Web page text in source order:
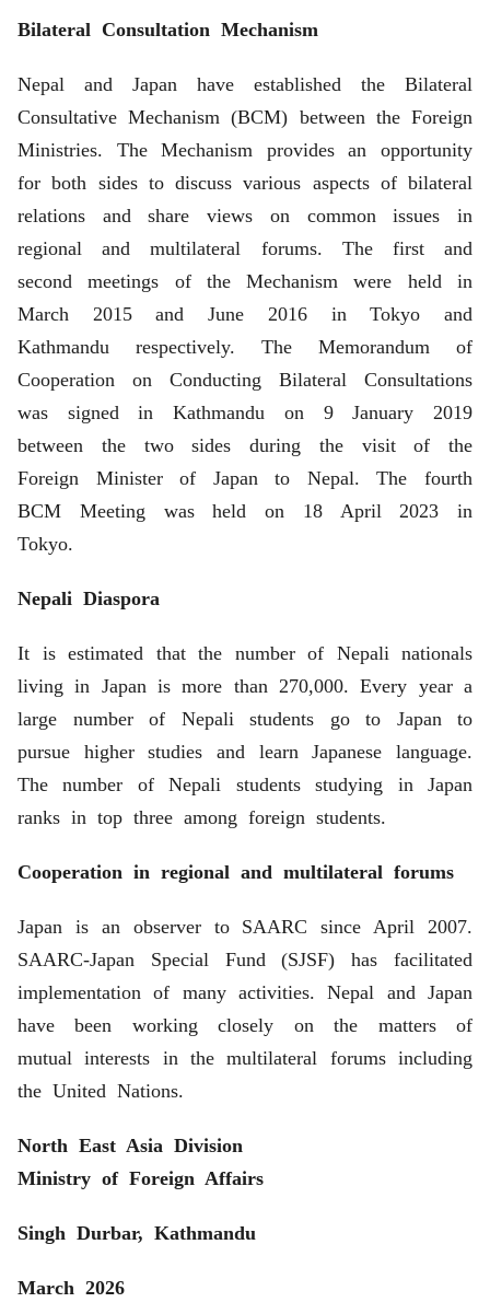
Bilateral Consultation Mechanism
Nepal and Japan have established the Bilateral
Consultative Mechanism (BCM) between the Foreign
Ministries. The Mechanism provides an opportunity
for both sides to discuss various aspects of bilateral
relations and share views on common issues in
regional and multilateral forums. The first and
second meetings of the Mechanism were held in
March 2015 and June 2016 in Tokyo and
Kathmandu respectively. The Memorandum of
Cooperation on Conducting Bilateral Consultations
was signed in Kathmandu on 9 January 2019
between the two sides during the visit of the
Foreign Minister of Japan to Nepal. The fourth
BCM Meeting was held on 18 April 2023 in
Tokyo.
Nepali Diaspora
It is estimated that the number of Nepali nationals
living in Japan is more than 270,000. Every year a
large number of Nepali students go to Japan to
pursue higher studies and learn Japanese language.
The number of Nepali students studying in Japan
ranks in top three among foreign students.
Cooperation in regional and multilateral forums
Japan is an observer to SAARC since April 2007.
SAARC-Japan Special Fund (SJSF) has facilitated
implementation of many activities. Nepal and Japan
have been working closely on the matters of
mutual interests in the multilateral forums including
the United Nations.
North East Asia Division
Ministry of Foreign Affairs
Singh Durbar, Kathmandu
March 2026